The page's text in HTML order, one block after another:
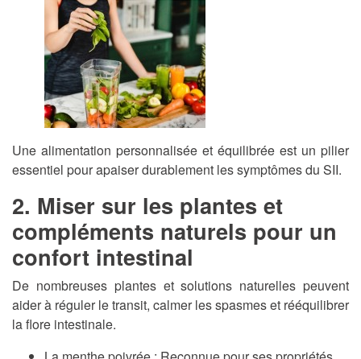
Une alimentation personnalisée et équilibrée est un pilier
essentiel pour apaiser durablement les symptômes du SII.
2. Miser sur les plantes et
compléments naturels pour un
confort intestinal
De nombreuses plantes et solutions naturelles peuvent
aider à réguler le transit, calmer les spasmes et rééquilibrer
la flore intestinale.